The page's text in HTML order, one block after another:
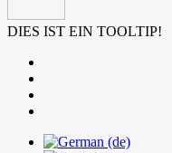
DIES IST EIN TOOLTIP!